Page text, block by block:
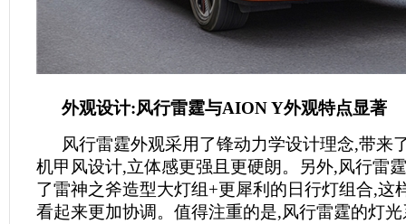
外观设计:风行雷霆与AION Y外观特点显著
风行雷霆外观采用了锋动力学设计理念,带来
机甲风设计,立体感更强且更硬朗。另外,风行雷
了雷神之斧造型大灯组+更犀利的日行灯组合,这
看起来更加协调。值得注重的是,风行雷霆的灯